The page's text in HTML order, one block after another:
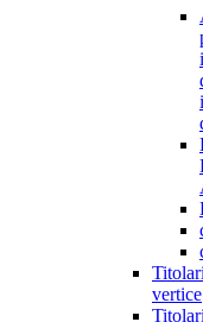
vertice